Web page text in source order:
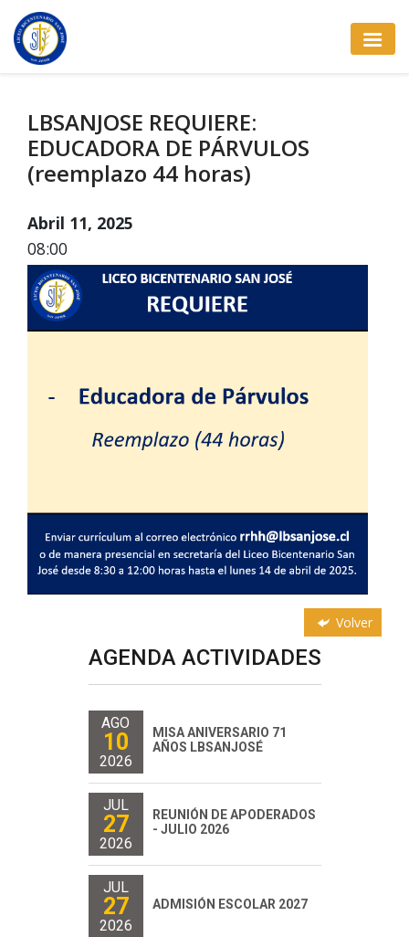
LBSANJOSE REQUIERE:
EDUCADORA DE PÁRVULOS
(reemplazo 44 horas)
Abril 11, 2025
08:00
Volver
AGENDA ACTIVIDADES
AGO
10
2026
MISA ANIVERSARIO 71
AÑOS LBSANJOSÉ
JUL
27
2026
REUNIÓN DE APODERADOS
- JULIO 2026
JUL
27
2026
ADMISIÓN ESCOLAR 2027